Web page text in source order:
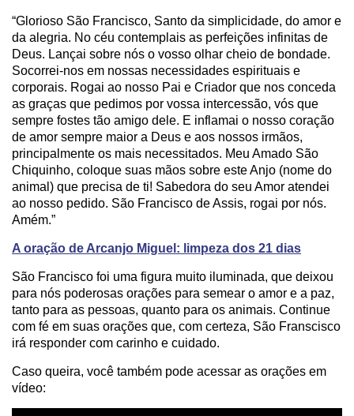
“Glorioso São Francisco, Santo da simplicidade, do amor e
da alegria. No céu contemplais as perfeições infinitas de
Deus. Lançai sobre nós o vosso olhar cheio de bondade.
Socorrei-nos em nossas necessidades espirituais e
corporais. Rogai ao nosso Pai e Criador que nos conceda
as graças que pedimos por vossa intercessão, vós que
sempre fostes tão amigo dele. E inflamai o nosso coração
de amor sempre maior a Deus e aos nossos irmãos,
principalmente os mais necessitados. Meu Amado São
Chiquinho, coloque suas mãos sobre este Anjo (nome do
animal) que precisa de ti! Sabedora do seu Amor atendei
ao nosso pedido. São Francisco de Assis, rogai por nós.
Amém.”
A oração de Arcanjo Miguel: limpeza dos 21 dias
São Francisco foi uma figura muito iluminada, que deixou
para nós poderosas orações para semear o amor e a paz,
tanto para as pessoas, quanto para os animais. Continue
com fé em suas orações que, com certeza, São Franscisco
irá responder com carinho e cuidado.
Caso queira, você também pode acessar as orações em
vídeo: